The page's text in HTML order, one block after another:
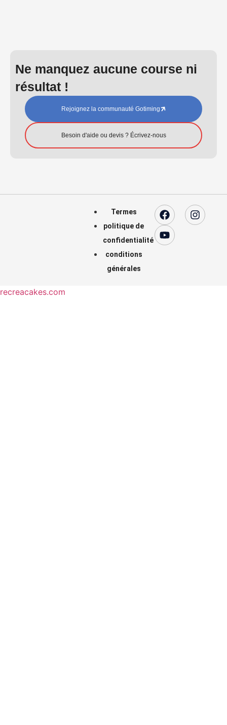
Ne manquez aucune course ni
résultat !
Rejoignez la communauté Gotiming
Besoin d'aide ou devis ? Écrivez-nous
Termes
politique de
confidentialité
conditions
générales
recreacakes.com